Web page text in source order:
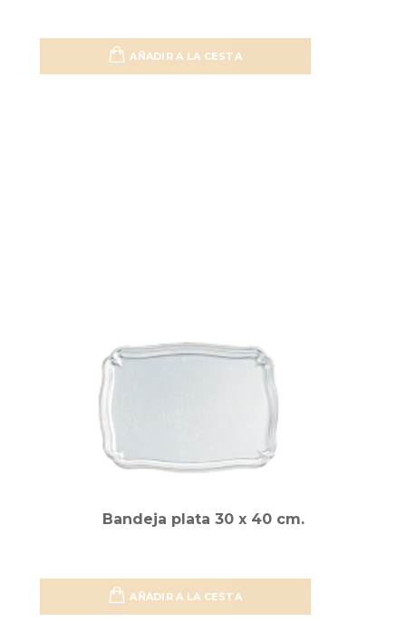
AÑADIR A LA CESTA
Bandeja plata 30 x 40 cm.
AÑADIR A LA CESTA